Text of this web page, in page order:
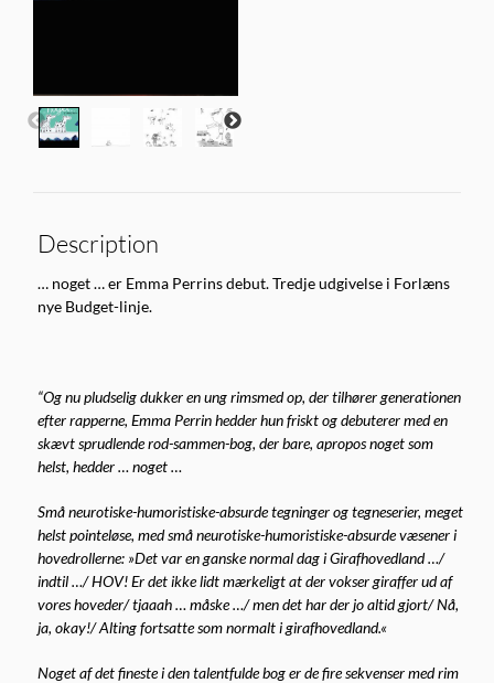
Description
… noget … er Emma Perrins debut. Tredje udgivelse i Forlæns
nye Budget-linje.
“Og nu pludselig dukker en ung rimsmed op, der tilhører generationen
efter rapperne, Emma Perrin hedder hun friskt og debuterer med en
skævt sprudlende rod-sammen-bog, der bare, apropos noget som
helst, hedder … noget …
Små neurotiske-humoristiske-absurde tegninger og tegneserier, meget
helst pointeløse, med små neurotiske-humoristiske-absurde væsener i
hovedrollerne: »Det var en ganske normal dag i Girafhovedland …/
indtil …/ HOV! Er det ikke lidt mærkeligt at der vokser giraffer ud af
vores hoveder/ tjaaah … måske …/ men det har der jo altid gjort/ Nå,
ja, okay!/ Alting fortsatte som normalt i girafhovedland.«
Noget af det fineste i den talentfulde bog er de fire sekvenser med rim